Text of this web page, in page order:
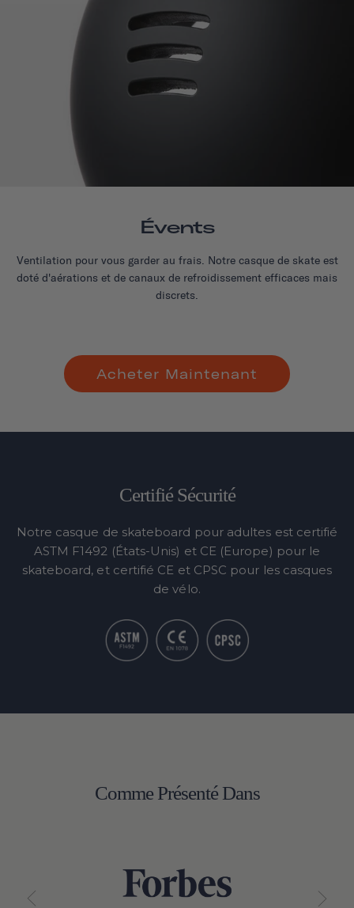
Évents
Ventilation pour vous garder au frais. Notre casque de skate est
doté d'aérations et de canaux de refroidissement efficaces mais
discrets.
Acheter Maintenant
Certifié Sécurité
Notre casque de skateboard pour adultes est certifié
ASTM F1492 (États-Unis) et CE (Europe) pour le
skateboard, et certifié CE et CPSC pour les casques
de vélo.
Comme Présenté Dans